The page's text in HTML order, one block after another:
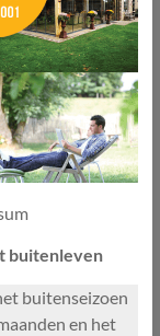
buitenleven
buitenseizoen
en het